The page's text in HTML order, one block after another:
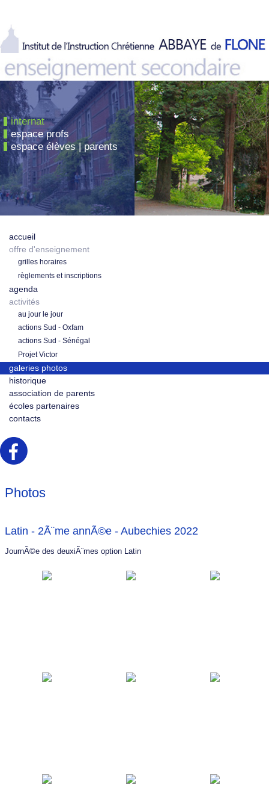
internat
espace profs
espace élèves | parents
accueil
offre d'enseignement
grilles horaires
règlements et inscriptions
agenda
activités
au jour le jour
actions Sud - Oxfam
actions Sud - Sénégal
Projet Victor
galeries photos
historique
association de parents
écoles partenaires
contacts
Photos
Latin - 2Ã¨me annÃ©e - Aubechies 2022
JournÃ©e des deuxiÃ¨mes option Latin